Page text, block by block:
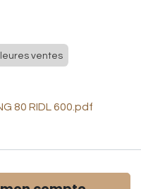
ventes
80 RIDL 600.pdf